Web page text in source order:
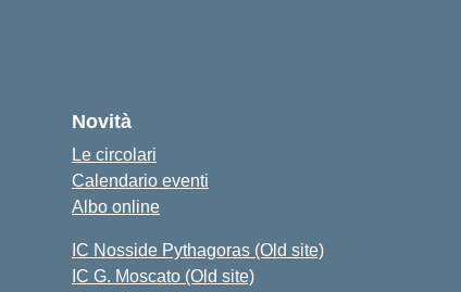
Novità
Le circolari
Calendario eventi
Albo online
IC Nosside Pythagoras (Old site)
IC G. Moscato (Old site)